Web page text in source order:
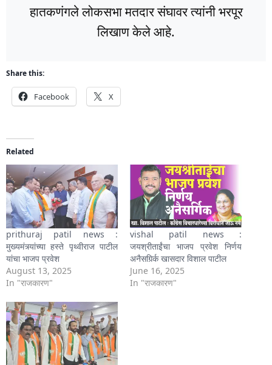
हातकणंगले लोकसभा मतदार संघावर त्यांनी भरपूर
लिखाण केले आहे.
Share this:
Facebook X
Related
prithuraj patil news :
मुख्यमंत्र्यांच्या हस्ते पृथ्वीराज पाटील
यांचा भाजप प्रवेश
August 13, 2025
In "राजकारण"
vishal patil news :
जयश्रीताईंचा भाजप प्रवेश निर्णय
अनैसगिर्र्क खासदार विशाल पाटील
June 16, 2025
In "राजकारण"